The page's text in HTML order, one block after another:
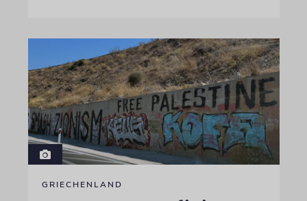
GRIECHENLAND